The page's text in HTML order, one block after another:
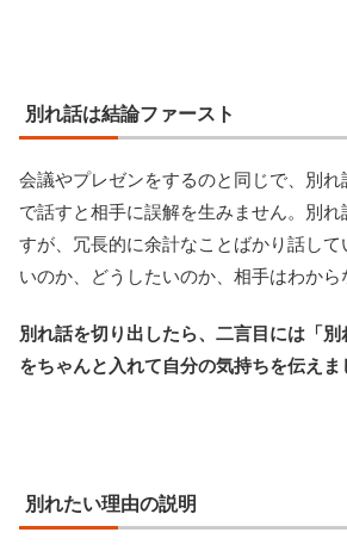
別れ話は結論ファースト
会議やプレゼンをするのと同じで、別れ
で話すと相手に誤解を生みません。別
すが、冗長的に余計なことばかり話して
いのか、どうしたいのか、相手はわから
別れ話を切り出したら、二言目には「
をちゃんと入れて自分の気持ちを伝えま
別れたい理由の説明